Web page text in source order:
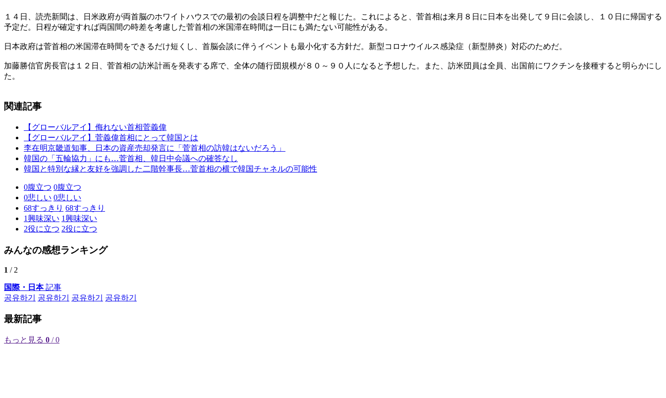
１４日、読売新聞は、日米政府が両首脳のホワイトハウスでの最初の会談日程を調整中だと報じた。これによると、菅首相は来月８日に日本を出発して９日に会談し、１０日に帰国する
予定だ。日程が確定すれば両国間の時差を考慮した菅首相の米国滞在時間は一日にも満たない可能性がある。
日本政府は菅首相の米国滞在時間をできるだけ短くし、首脳会談に伴うイベントも最小化する方針だ。新型コロナウイルス感染症（新型肺炎）対応のためだ。
加藤勝信官房長官は１２日、菅首相の訪米計画を発表する席で、全体の随行団規模が８０～９０人になると予想した。また、訪米団員は全員、出国前にワクチンを接種すると明らかにし
た。
関連記事
【グローバルアイ】侮れない首相菅義偉
【グローバルアイ】菅義偉首相にとって韓国とは
李在明京畿道知事、日本の資産売却発言に「菅首相の訪韓はないだろう」
韓国の「五輪協力」にも…菅首相、韓日中会議への確答なし
韓国と特別な縁と友好を強調した二階幹事長…菅首相の横で韓国チャネルの可能性
0腹立つ 0腹立つ
0悲しい 0悲しい
68すっきり 68すっきり
1興味深い 1興味深い
2役に立つ 2役に立つ
みんなの感想ランキング
1 / 2
国際・日本記事
공유하기
공유하기 공유하기 공유하기
最新記事
もっと見る 0 / 0